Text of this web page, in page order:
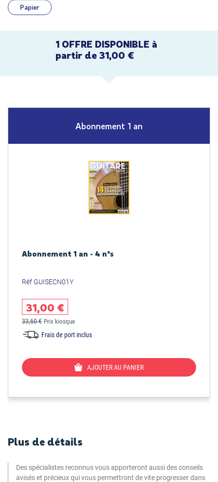
Papier
1 OFFRE DISPONIBLE à
partir de 31,00 €
Abonnement 1 an
Abonnement 1 an - 4 n°s
Réf GUISECN01Y
31,00 €
33,60 € Prix kiosque
Frais de port inclus
AJOUTER AU PANIER
Plus de détails
Des spécialistes reconnus vous apporteront aussi des conseils
avisés et précieux qui vous permettront de vite progresser dans